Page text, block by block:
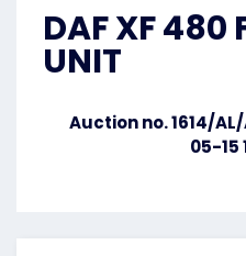
DAF XF 480
UNIT
Auction no. 1614/
05-15